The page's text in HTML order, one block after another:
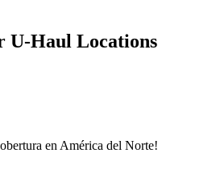
U-Haul Locations
en América del Norte!